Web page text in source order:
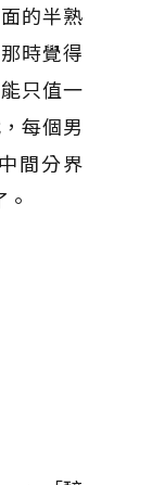
的半熟
時覺得
只值一
每個男
間分界